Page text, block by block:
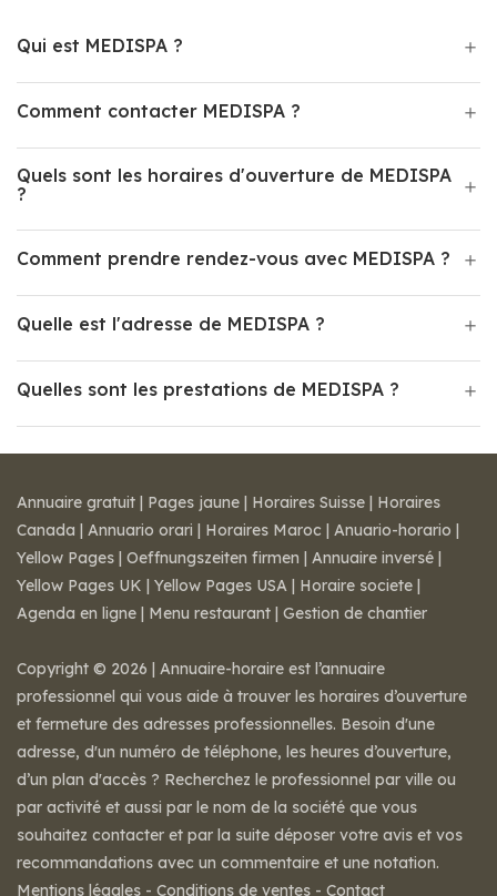
Qui est MEDISPA ?
Comment contacter MEDISPA ?
Quels sont les horaires d'ouverture de MEDISPA
?
Comment prendre rendez-vous avec MEDISPA ?
Quelle est l'adresse de MEDISPA ?
Quelles sont les prestations de MEDISPA ?
Annuaire gratuit | Pages jaune | Horaires Suisse | Horaires
Canada | Annuario orari | Horaires Maroc | Anuario-horario |
Yellow Pages | Oeffnungszeiten firmen | Annuaire inversé |
Yellow Pages UK | Yellow Pages USA | Horaire societe |
Agenda en ligne | Menu restaurant | Gestion de chantier
Copyright © 2026 | Annuaire-horaire est l’annuaire
professionnel qui vous aide à trouver les horaires d’ouverture
et fermeture des adresses professionnelles. Besoin d'une
adresse, d'un numéro de téléphone, les heures d’ouverture,
d’un plan d'accès ? Recherchez le professionnel par ville ou
par activité et aussi par le nom de la société que vous
souhaitez contacter et par la suite déposer votre avis et vos
recommandations avec un commentaire et une notation.
Mentions légales - Conditions de ventes - Contact